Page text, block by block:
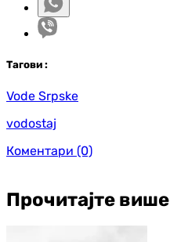
Тагови :
Vode Srpske
vodostaj
Коментари (0)
Прочитајте више